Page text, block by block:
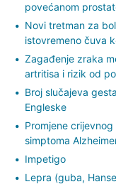
povećanom
Novi tretman za
istovremeno čuva
Zagađenje zraka
artritisa i rizik od
Broj slučajeva
Engleske
Promjene
simptoma
Impetigo
Lepra (guba,